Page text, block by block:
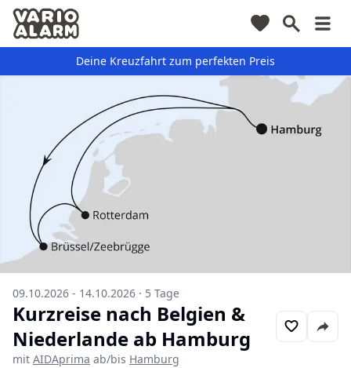
Deine Kreuzfahrt zum perfekten Preis
09.10.2026 - 14.10.2026 · 5 Tage
Kurzreise nach Belgien &
Niederlande ab Hamburg
mit AIDAprima ab/bis Hamburg